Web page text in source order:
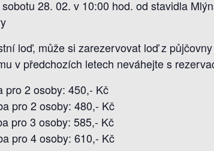
28. 02. v 10:00 hod. od stavidla
loď, může si zarezervovat loď z
v předchozích letech neváhejte s
pro 2 osoby: 450,- Kč
pro 2 osoby: 480,- Kč
pro 3 osoby: 585,- Kč
pro 4 osoby: 610,- Kč